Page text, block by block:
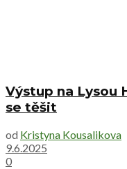
Výstup na Lysou
se těšit
od Kristyna Kousalikova
9.6.2025
0